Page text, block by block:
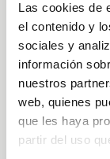
Las cookies de
el contenido y
sociales y
información
nuestros
web, quienes
que les haya
partir del uso
La
de
han
sanitarios
de
servicios